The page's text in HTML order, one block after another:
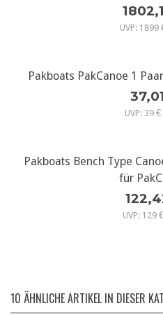
UVP: 1899
Pakboats PakCanoe 1
UVP: 39 €
Pakboats Bench Type
für
UVP: 129 €
10 ÄHNLICHE ARTIKEL IN DIESER